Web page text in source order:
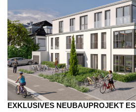
EXKLUSIVES NEUBAUPROJEKT